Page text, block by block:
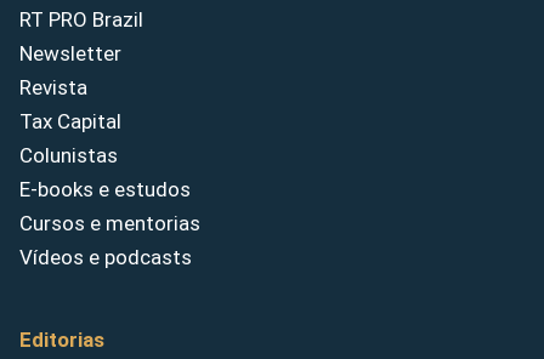
RT PRO Brazil
Newsletter
Revista
Tax Capital
Colunistas
E-books e estudos
Cursos e mentorias
Vídeos e podcasts
Editorias